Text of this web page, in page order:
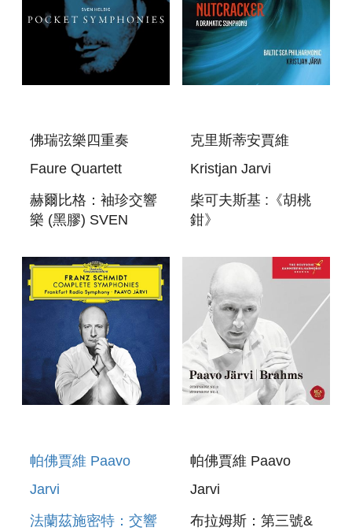
佛瑞弦樂四重奏
Faure Quartett
赫爾比格：袖珍交響
樂 (黑膠) SVEN
SYMPHONIES
克里斯蒂安賈維
Kristjan Jarvi
柴可夫斯基 :《胡桃
鉗》
NUTCRACKER - A
DRAMATIC
SYMPHONY
帕佛賈維 Paavo
Jarvi
法蘭茲施密特：交響
帕佛賈維 Paavo
Jarvi
布拉姆斯：第三號&